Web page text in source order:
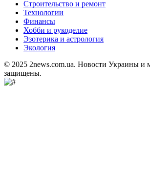
Строительство и ремонт
Технологии
Финансы
Хобби и рукоделие
Эзотерика и астрология
Экология
© 2025 2news.com.ua. Новости Украины и
защищены.